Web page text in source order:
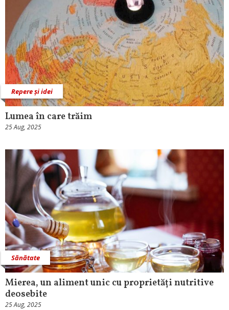
Repere și idei
Lumea în care trăim
25 Aug, 2025
Sănătate
Mierea, un aliment unic cu proprietăți nutritive
deosebite
25 Aug, 2025